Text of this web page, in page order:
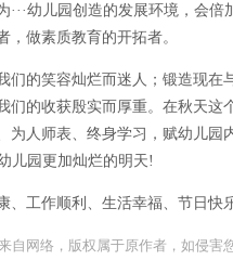
···幼儿园创造的发展环境，会
，做素质教育的开拓者。
们的笑容灿烂而迷人；锻造现
们的收获殷实而厚重。在秋天
为人师表、终身学习，赋幼儿
儿园更加灿烂的明天!
、工作顺利、生活幸福、节日快
自网络，版权属于原作者，如侵害